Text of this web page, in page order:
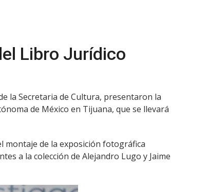
Libro Jurídico
la Secretaria de Cultura, presentaron la
de México en Tijuana, que se llevará
montaje de la exposición fotográfica
a la colección de Alejandro Lugo y Jaime